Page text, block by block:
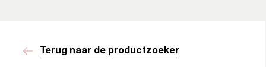
Terug naar de productzoeker